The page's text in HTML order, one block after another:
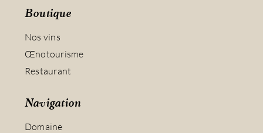
Boutique
Nos vins
Œnotourisme
Restaurant
Navigation
Domaine